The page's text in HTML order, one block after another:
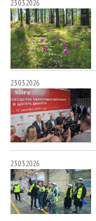
23.03.2026
23.03.2026
23.03.2026